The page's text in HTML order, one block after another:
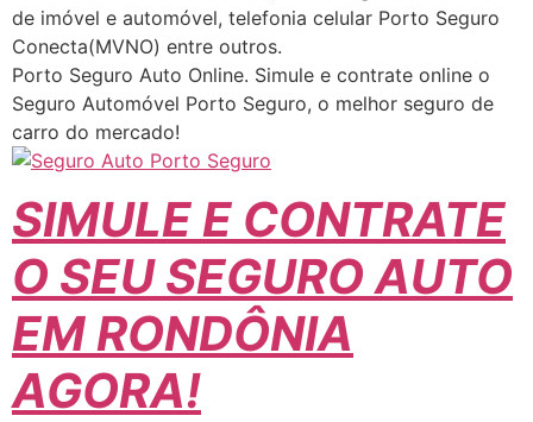
de imóvel e automóvel, telefonia celular Porto Seguro
Conecta(MVNO) entre outros.
Porto Seguro Auto Online. Simule e contrate online o
Seguro Automóvel Porto Seguro, o melhor seguro de
carro do mercado!
SIMULE E CONTRATE
O SEU SEGURO AUTO
EM RONDÔNIA
AGORA!